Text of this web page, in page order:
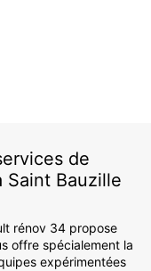
de
Bauzille
rénov 34 propose
offre spécialement la
expérimentées